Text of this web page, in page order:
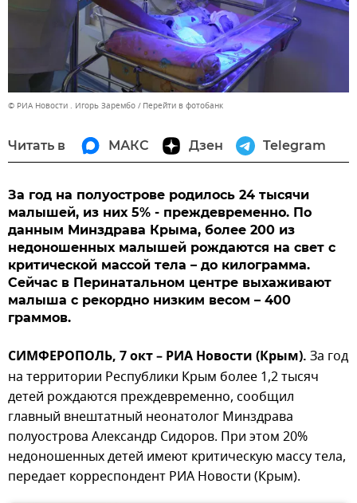
© РИА Новости . Игорь Зарембо Перейти в фотобанк
Читать в МАКС Дзен Telegram
За год на полуострове родилось 24 тысячи
малышей, из них 5% - преждевременно. По
данным Минздрава Крыма, более 200 из
недоношенных малышей рождаются на свет с
критической массой тела – до килограмма.
Сейчас в Перинатальном центре выхаживают
малыша с рекордно низким весом – 400
граммов.
СИМФЕРОПОЛЬ, 7 окт – РИА Новости (Крым). За год
на территории Республики Крым более 1,2 тысяч
детей рождаются преждевременно, сообщил
главный внештатный неонатолог Минздрава
полуострова Александр Сидоров. При этом 20%
недоношенных детей имеют критическую массу тела,
передает корреспондент РИА Новости (Крым).